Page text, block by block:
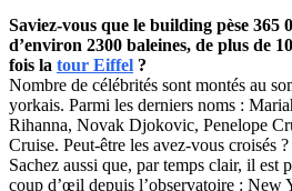
Saviez-vous que le building pèse 365
d’environ 2300 baleines, de plus de
fois la tour Eiffel ?
Nombre de célébrités sont montés au
yorkais. Parmi les derniers noms :
Rihanna, Novak Djokovic, Penelope
Cruise. Peut-être les avez-vous croisés ?
Sachez aussi que, par temps clair, il est
coup d’œil depuis l’observatoire : New